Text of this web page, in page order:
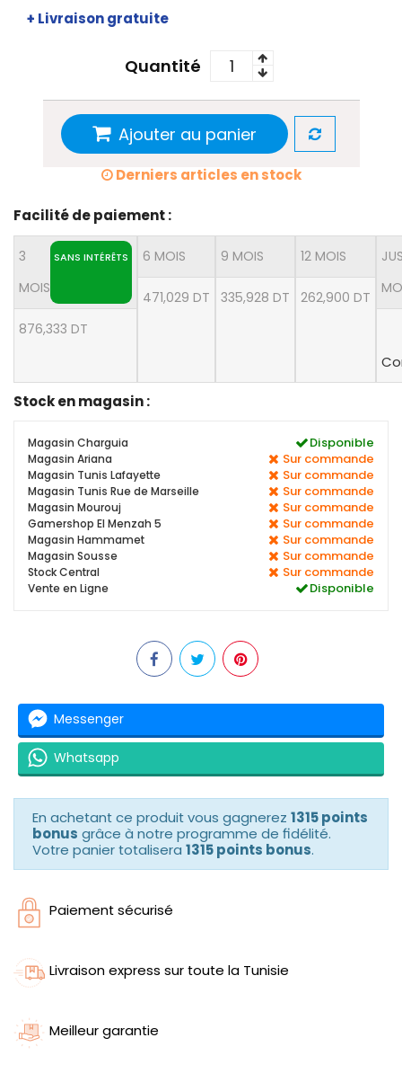
+ Livraison gratuite
Quantité
Ajouter au panier
Derniers articles en stock
Facilité de paiement :
3
MOIS
SANS INTÉRÊTS
876,333 DT
6 MOIS
471,029 DT
9 MOIS
335,928 DT
12 MOIS
262,900 DT
Stock en magasin :
Magasin Charguia Disponible
Magasin Ariana Sur commande
Magasin Tunis Lafayette Sur commande
Magasin Tunis Rue de Marseille Sur commande
Magasin Mourouj Sur commande
Gamershop El Menzah 5 Sur commande
Magasin Hammamet Sur commande
Magasin Sousse Sur commande
Stock Central Sur commande
Vente en Ligne Disponible
Messenger
Whatsapp
En achetant ce produit vous gagnerez 1315 points
bonus grâce à notre programme de fidélité.
Votre panier totalisera 1315 points bonus.
Paiement sécurisé
Livraison express sur toute la Tunisie
Meilleur garantie